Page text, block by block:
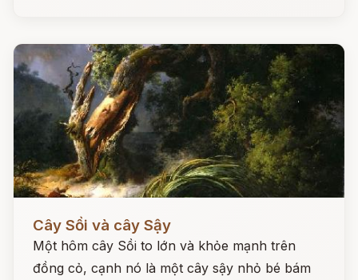
Cây Sồi và cây Sậy
Một hôm cây Sồi to lớn và khỏe mạnh trên
đồng cỏ, cạnh nó là một cây sậy nhỏ bé bám